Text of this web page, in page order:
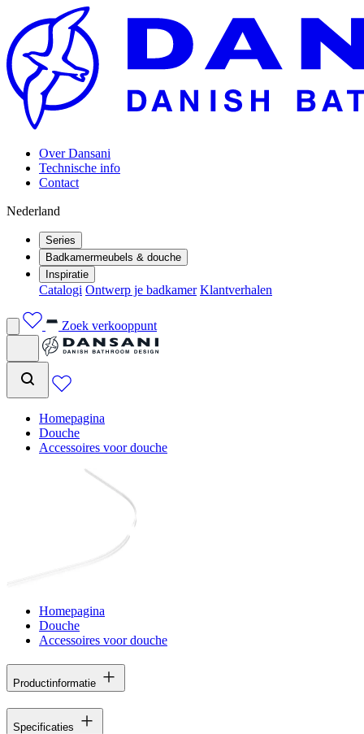
Over Dansani
Technische info
Contact
Nederland
Series
Badkamermeubels & douche
Inspiratie
Catalogi Ontwerp je badkamer Klantverhalen
Zoek verkooppunt
Homepagina
Douche
Accessoires voor douche
Homepagina
Douche
Accessoires voor douche
Productinformatie
Specificaties